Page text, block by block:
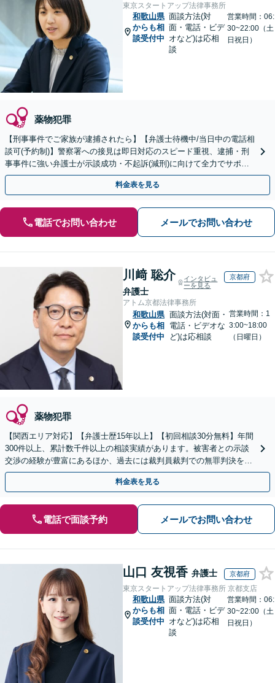
東京スタートアップ法律事務所
和歌山県
からも相
談受付中
面談方法(対
面・電話・ビデ
オなど)は応相
談
営業時間：06:
30~22:00（土
日祝日）
薬物犯罪
【刑事事件でご家族が逮捕されたら】【弁護士待機中/当日中の電話相
談可(予約制)】警察署への接見は即日対応のスピード重視、逮捕・刑
事事件に強い弁護士が示談成功・不起訴(減刑)に向けて全力でサポー
トします。【加害者側の相談専門】
料金表を見る
電話でお問い合わせ メールでお問い合わせ
川﨑 聡介
弁護士
インタビュ
ーを見る
京都府
アトム京都法律事務所
和歌山県
からも相
談受付中
面談方法(対面・
電話・ビデオな
ど)は応相談
営業時間：1
3:00~18:00
（日曜日）
薬物犯罪
【関西エリア対応】【弁護士歴15年以上】【初回相談30分無料】年間
300件以上、累計数千件以上の相談実績があります。被害者との示談
交渉の経験が豊富にあるほか、過去には裁判員裁判での無罪判決を獲
得した実績もあります。ぜひお任せください。
料金表を見る
電話で面談予約 メールでお問い合わせ
山口 友視香 弁護士 京都府
東京スタートアップ法律事務所 京都支店
和歌山県
からも相
談受付中
面談方法(対
面・電話・ビデ
オなど)は応相
談
営業時間：06:
30~22:00（土
日祝日）